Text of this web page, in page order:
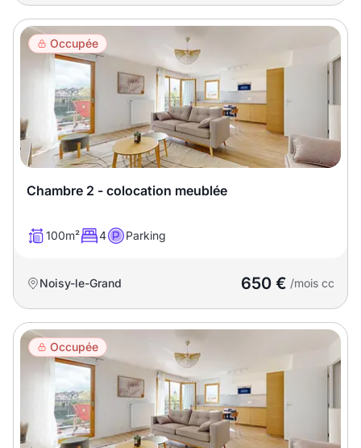
Occupée
Chambre 2 - colocation meublée
100m² 4 Parking
Noisy-le-Grand 650 € /mois cc
Occupée